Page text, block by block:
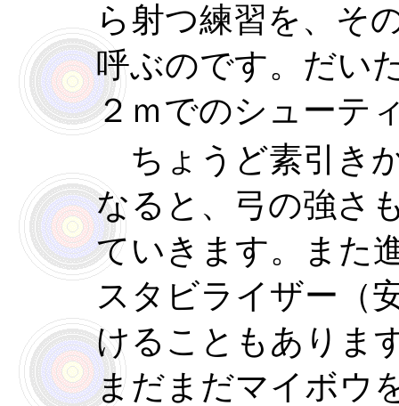
ら射つ練習を、そ
呼ぶのです。だい
２ｍでのシューテ
ちょうど素引き
なると、弓の強さ
ていきます。また
スタビライザー（
けることもありま
まだまだマイボウ